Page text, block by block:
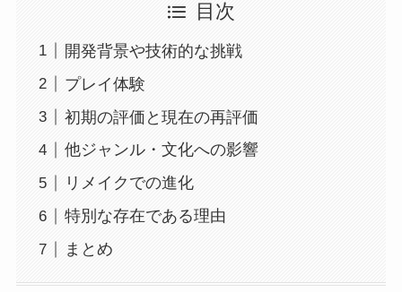
目次
開発背景や技術的な挑戦
プレイ体験
初期の評価と現在の再評価
他ジャンル・文化への影響
リメイクでの進化
特別な存在である理由
まとめ